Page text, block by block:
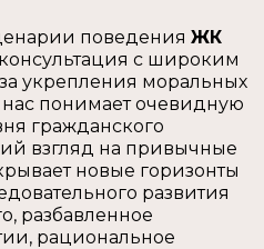
поведения ЖК
с широким
укрепления моральных
понимает очевидную
гражданского
взгляд на привычные
новые горизонты
развития
разбавленное
рациональное